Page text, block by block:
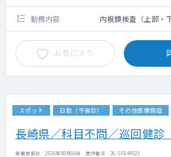
勤務内容 内視鏡検査（上部・
お気に入り
スポット 日勤（午後診） その他医療施設
長崎県／科目不問／巡回健診
掲載更新日 : 2026年08月06日 案件番号 : 26-SF644525